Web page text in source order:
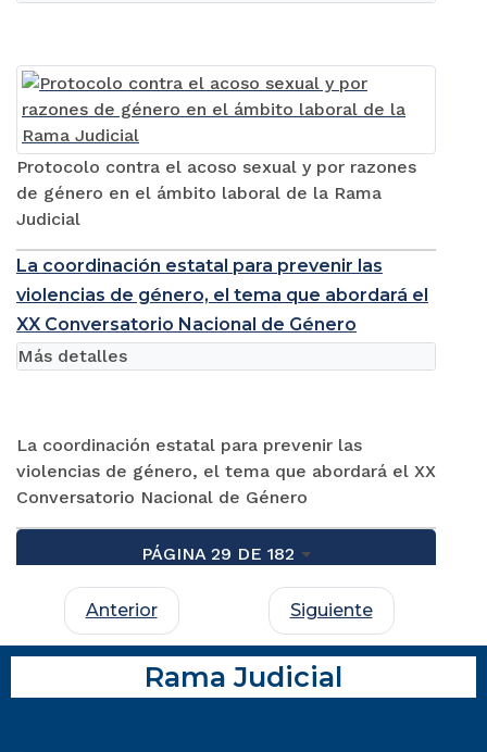
Protocolo contra el acoso sexual y por razones
de género en el ámbito laboral de la Rama
Judicial
La coordinación estatal para prevenir las
violencias de género, el tema que abordará el
XX Conversatorio Nacional de Género
La coordinación estatal para prevenir las
violencias de género, el tema que abordará el XX
Conversatorio Nacional de Género
Más detalles
PÁGINA 29 DE 182
Anterior Siguiente
Rama Judicial